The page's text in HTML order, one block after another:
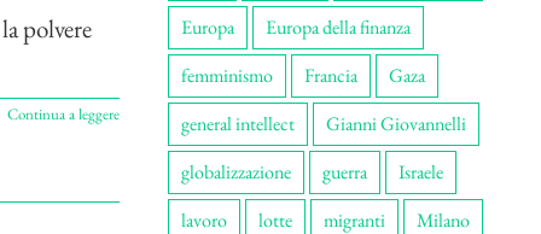
polvere
Continua a leggere
Europa
Europa della finanza
femminismo
Francia
Gaza
general intellect
Gianni Giovannelli
globalizzazione
guerra
Israele
lavoro
lotte migranti
Milano